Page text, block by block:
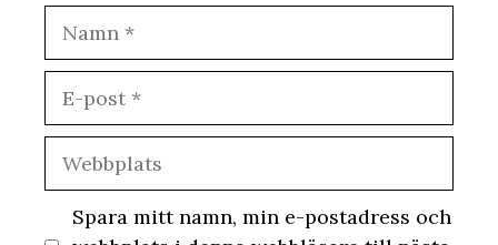
Spara mitt namn, min e-postadress och